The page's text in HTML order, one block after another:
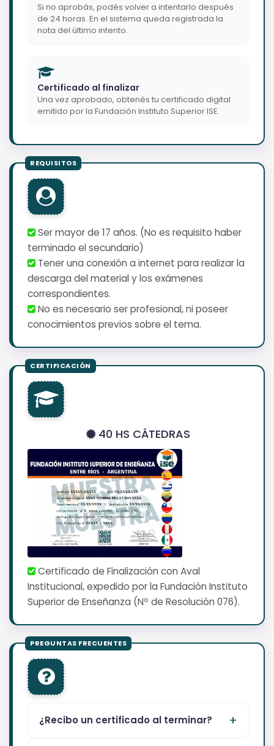
Si no aprobás, podés volver a intentarlo después
de 24 horas. En el sistema queda registrada la
nota del último intento.
Certificado al finalizar
Una vez aprobado, obtenés tu certificado digital
emitido por la Fundación Instituto Superior ISE.
Ser mayor de 17 años. (No es requisito haber
terminado el secundario)
Tener una conexión a internet para realizar la
descarga del material y los exámenes
correspondientes.
No es necesario ser profesional, ni poseer
conocimientos previos sobre el tema.
40 HS CÁTEDRAS
Certificado de Finalización con Aval
Institucional, expedido por la Fundación Instituto
Superior de Enseñanza (Nº de Resolución 076).
¿Recibo un certificado al terminar?